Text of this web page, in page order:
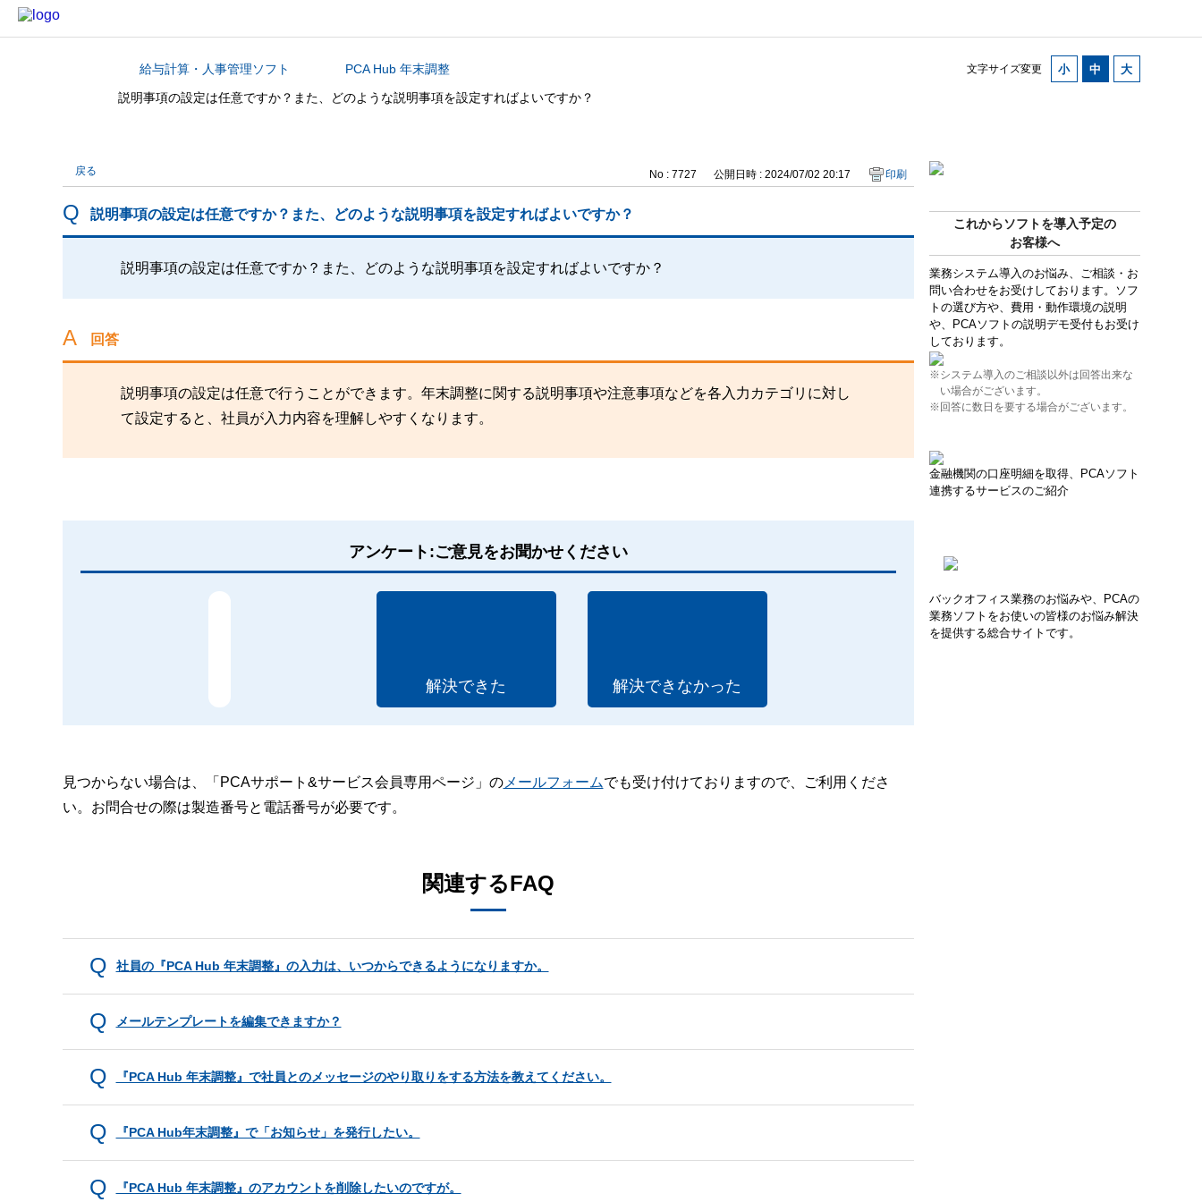
文字サイズ変更
カテゴリから探す給与計算・人事管理ソフト
PCA Hub 年末調整
説明事項の設定は任意ですか？また、どのような説明事項を設定すればよいですか？
これからソフトを導入予定の
お客様へ
業務システム導入のお悩み、ご相談・お
問い合わせをお受けしております。ソフ
トの選び方や、費用・動作環境の説明
や、PCAソフトの説明デモ受付もお受け
しております。
※システム導入のご相談以外は回答出来な
い場合がございます。
※回答に数日を要する場合がございます。
金融機関の口座明細を取得、PCAソフト
連携するサービスのご紹介
バックオフィス業務のお悩みや、PCAの
業務ソフトをお使いの皆様のお悩み解決
を提供する総合サイトです。
戻る No : 7727 公開日時 : 2024/07/02 20:17 印刷
説明事項の設定は任意ですか？また、どのような説明事項を設定すればよいですか？
説明事項の設定は任意ですか？また、どのような説明事項を設定すればよいですか？
回答
説明事項の設定は任意で行うことができます。年末調整に関する説明事項や注意事項などを各入力カテゴリに対し
て設定すると、社員が入力内容を理解しやすくなります。
アンケート:ご意見をお聞かせください
解決できた 解決できなかった
見つからない場合は、「PCAサポート&サービス会員専用ページ」のメールフォームでも受け付けておりますので、ご利用くださ
い。お問合せの際は製造番号と電話番号が必要です。
関連するFAQ
社員の『PCA Hub 年末調整』の入力は、いつからできるようになりますか。
メールテンプレートを編集できますか？
『PCA Hub 年末調整』で社員とのメッセージのやり取りをする方法を教えてください。
『PCA Hub年末調整』で「お知らせ」を発行したい。
『PCA Hub 年末調整』のアカウントを削除したいのですが。